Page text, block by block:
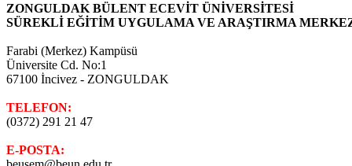
ZONGULDAK BÜLENT ECEVİT ÜNİVERSİTESİ
SÜREKLİ EĞİTİM UYGULAMA VE ARAŞTIRMA
Farabi (Merkez) Kampüsü
Üniversite Cd. No:1
67100 İncivez - ZONGULDAK
TELEFON:
(0372) 291 21 47
E-POSTA: